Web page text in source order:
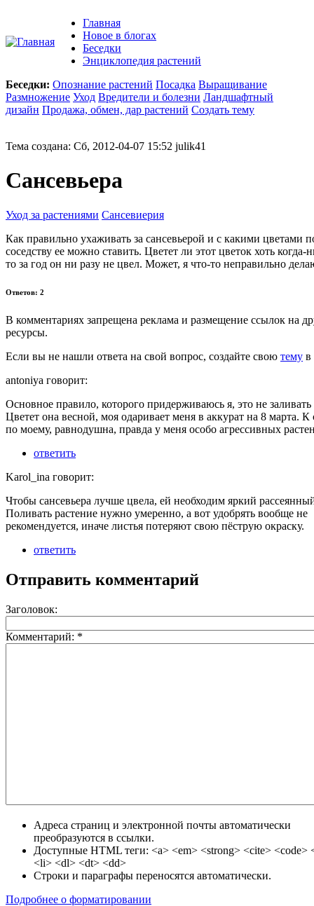
Главная
Новое в блогах
Беседки
Энциклопедия растений
Беседки: Опознание растений Посадка Выращивание
Размножение Уход Вредители и болезни Ландшафтный
дизайн Продажа, обмен, дар растений Создать тему
Тема создана: Сб, 2012-04-07 15:52 julik41
Сансевьера
Уход за растениями Сансевиерия
Как правильно ухаживать за сансевьерой и с какими цветами
соседству ее можно ставить. Цветет ли этот цветок хоть когда-
то за год он ни разу не цвел. Может, я что-то неправильно
Ответов: 2
В комментариях запрещена реклама и размещение ссылок на
ресурсы.
Если вы не нашли ответа на свой вопрос, создайте свою тему в
antoniya говорит:
Основное правило, которого придерживаюсь я, это не заливать
Цветет она весной, моя одаривает меня в аккурат на 8 марта. К
по моему, равнодушна, правда у меня особо агрессивных
ответить
Karol_ina говорит:
Чтобы сансевьера лучше цвела, ей необходим яркий
Поливать растение нужно умеренно, а вот удобрять вообще не
рекомендуется, иначе листья потеряют свою пёструю окраску.
ответить
Отправить комментарий
Заголовок:
Комментарий: *
Адреса страниц и электронной почты автоматически
преобразуются в ссылки.
Доступные HTML теги: <a> <em> <strong> <cite> <code>
<li> <dl> <dt> <dd>
Строки и параграфы переносятся автоматически.
Подробнее о форматировании